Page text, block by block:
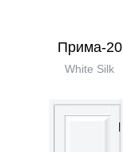
Прима-20
White Silk